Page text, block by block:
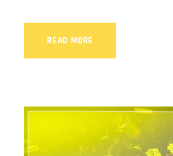
READ MORE